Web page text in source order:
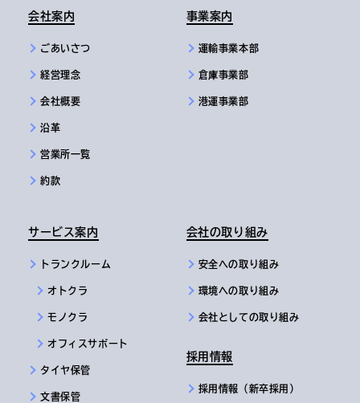
会社案内
ごあいさつ
経営理念
会社概要
沿革
営業所一覧
約款
事業案内
運輸事業本部
倉庫事業部
港運事業部
サービス案内
トランクルーム
オトクラ
モノクラ
オフィスサポート
タイヤ保管
文書保管
会社の取り組み
安全への取り組み
環境への取り組み
会社としての取り組み
採用情報
採用情報（新卒採用）